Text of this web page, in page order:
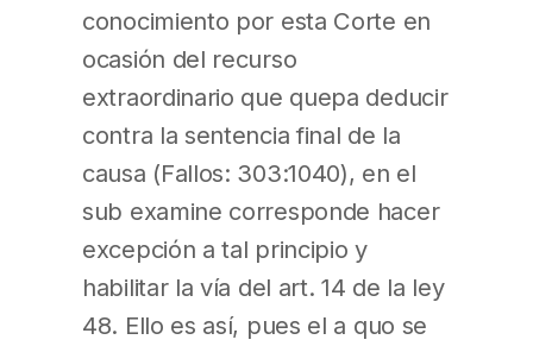
conocimiento por esta Corte en
ocasión del recurso
extraordinario que quepa deducir
contra la sentencia final de la
causa (Fallos: 303:1040), en el
sub examine corresponde hacer
excepción a tal principio y
habilitar la vía del art. 14 de la ley
48. Ello es así, pues el a quo se